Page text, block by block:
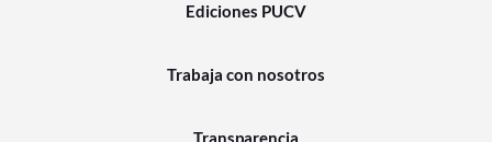
Ediciones PUCV
Trabaja con nosotros
Transparencia